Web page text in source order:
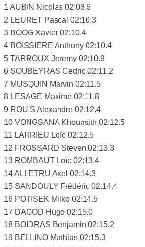
1 AUBIN Nicolas 02:08.6
2 LEURET Pascal 02:10.3
3 BOOG Xavier 02:10.4
4 BOISSIERE Anthony 02:10.4
5 TARROUX Jeremy 02:10.9
6 SOUBEYRAS Cedric 02:11.2
7 MUSQUIN Marvin 02:11.5
8 LESAGE Maxime 02:11.8
9 ROUIS Alexandre 02:12.4
10 VONGSANA Khounsith 02:12.5
11 LARRIEU Loïc 02:12.5
12 FROSSARD Steven 02:13.3
13 ROMBAUT Loïc 02:13.4
14 ALLETRU Axel 02:14.3
15 SANDOULY Frédéric 02:14.4
16 POTISEK Milko 02:14.5
17 DAGOD Hugo 02:15.0
18 BOIDRAS Benjamin 02:15.2
19 BELLINO Mathias 02:15.3